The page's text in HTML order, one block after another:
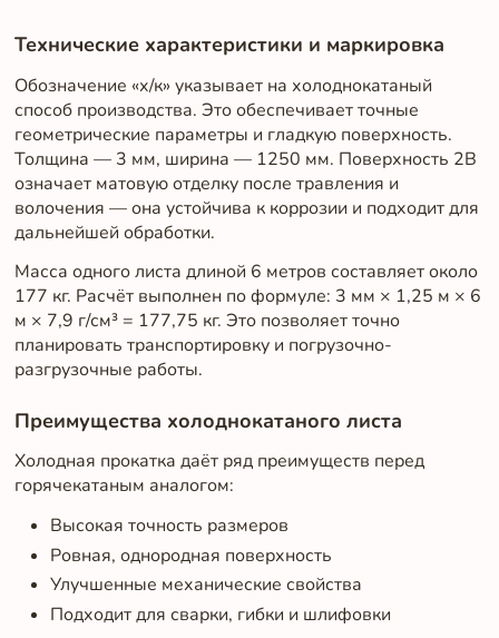
Технические характеристики и маркировка
Обозначение «х/к» указывает на холоднокатаный
способ производства. Это обеспечивает точные
геометрические параметры и гладкую поверхность.
Толщина — 3 мм, ширина — 1250 мм. Поверхность 2B
означает матовую отделку после травления и
волочения — она устойчива к коррозии и подходит для
дальнейшей обработки.
Масса одного листа длиной 6 метров составляет около
177 кг. Расчёт выполнен по формуле: 3 мм × 1,25 м × 6
м × 7,9 г/см³ = 177,75 кг. Это позволяет точно
планировать транспортировку и погрузочно-
разгрузочные работы.
Преимущества холоднокатаного листа
Холодная прокатка даёт ряд преимуществ перед
горячекатаным аналогом:
Высокая точность размеров
Ровная, однородная поверхность
Улучшенные механические свойства
Подходит для сварки, гибки и шлифовки